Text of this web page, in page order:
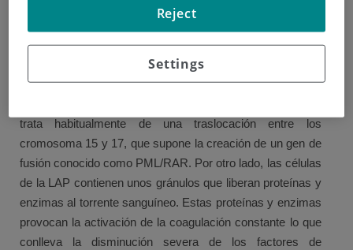
Es una variedad de la LAM con características clínicas y
Las células de la LAP se caracterizan por una alteración
trata habitualmente de una traslocación entre los
cromosoma 15 y 17, que supone la creación de un gen de
fusión conocido como PML/RAR. Por otro lado, las células
de la LAP contienen unos gránulos que liberan proteínas y
enzimas al torrente sanguíneo. Estas proteínas y enzimas
provocan la activación de la coagulación constante lo que
conlleva la disminución severa de los factores de
Settings
Reject